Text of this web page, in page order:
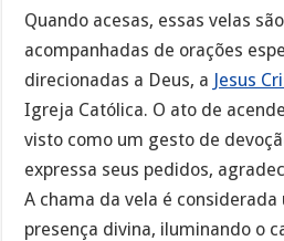
Quando acesas, essas velas
acompanhadas de orações
direcionadas a Deus, a Jesus
Igreja Católica. O ato de
visto como um gesto de
expressa seus pedidos,
A chama da vela é
presença divina, iluminando o